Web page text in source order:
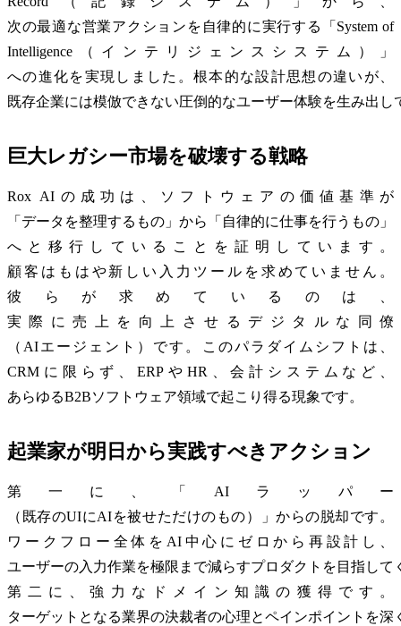
次の最適な営業アクションを自律的に実行する「System of
Intelligence（インテリジェンスシステム）」
への進化を実現しました。根本的な設計思想の違いが、
既存企業には模倣できない圧倒的なユーザー体験を生み出し
巨大レガシー市場を破壊する戦略
Rox AIの成功は、ソフトウェアの価値基準が
「データを整理するもの」から「自律的に仕事を行うもの」
へと移行していることを証明しています。
顧客はもはや新しい入力ツールを求めていません。
彼らが求めているのは、
実際に売上を向上させるデジタルな同僚
（AIエージェント）です。このパラダイムシフトは、
CRMに限らず、ERPやHR、会計システムなど、
あらゆるB2Bソフトウェア領域で起こり得る現象です。
起業家が明日から実践すべきアクション
第一に、「AIラッパー
（既存のUIにAIを被せただけのもの）」からの脱却です。
ワークフロー全体をAI中心にゼロから再設計し、
ユーザーの入力作業を極限まで減らすプロダクトを目指して
第二に、強力なドメイン知識の獲得です。
ターゲットとなる業界の決裁者の心理とペインポイントを